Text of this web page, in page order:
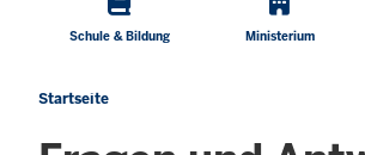
Schule & Bildung Ministerium
Sie
Startseite